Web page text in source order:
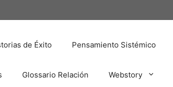
de Éxito Pensamiento Sistémico
Glossario Relación Webstory